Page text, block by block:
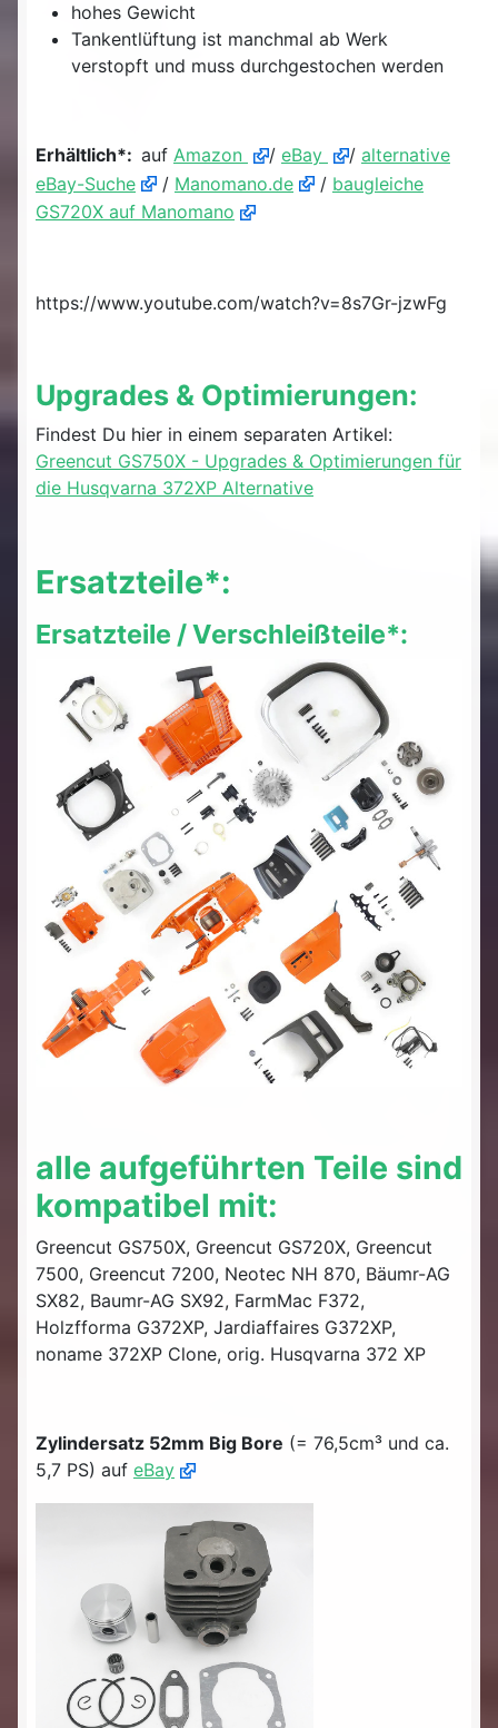
hohes Gewicht
Tankentlüftung ist manchmal ab Werk
verstopft und muss durchgestochen werden
Erhältlich*: auf Amazon / eBay / alternative
eBay-Suche
/ Manomano.de / baugleiche
GS720X auf Manomano
https://www.youtube.com/watch?v=8s7Gr-jzwFg
Upgrades & Optimierungen:
Findest Du hier in einem separaten Artikel:
Greencut GS750X - Upgrades & Optimierungen für
die Husqvarna 372XP Alternative
Ersatzteile*:
Ersatzteile / Verschleißteile*:
alle aufgeführten Teile sind
kompatibel mit:
Greencut GS750X, Greencut GS720X, Greencut
7500, Greencut 7200, Neotec NH 870, Bäumr-AG
SX82, Baumr-AG SX92, FarmMac F372,
Holzfforma G372XP, Jardiaffaires G372XP,
noname 372XP Clone, orig. Husqvarna 372 XP
Zylindersatz 52mm Big Bore (= 76,5cm³ und ca.
5,7 PS) auf eBay